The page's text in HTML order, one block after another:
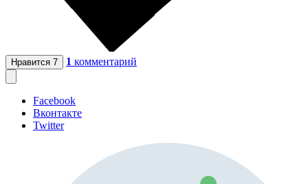
Нравится 7 1 комментарий
Facebook
Вконтакте
Twitter